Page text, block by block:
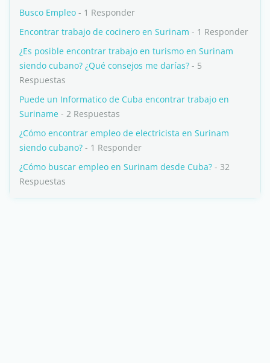
Busco Empleo - 1 Responder
Encontrar trabajo de cocinero en Surinam - 1 Responder
¿Es posible encontrar trabajo en turismo en Surinam
siendo cubano? ¿Qué consejos me darías? - 5
Respuestas
Puede un Informatico de Cuba encontrar trabajo en
Suriname - 2 Respuestas
¿Cómo encontrar empleo de electricista en Surinam
siendo cubano? - 1 Responder
¿Cómo buscar empleo en Surinam desde Cuba? - 32
Respuestas